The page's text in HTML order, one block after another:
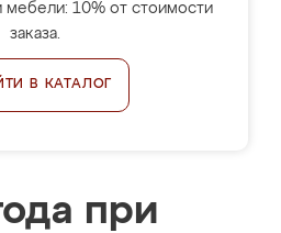
10% от стоимости
заказа.
В КАТАЛОГ
при